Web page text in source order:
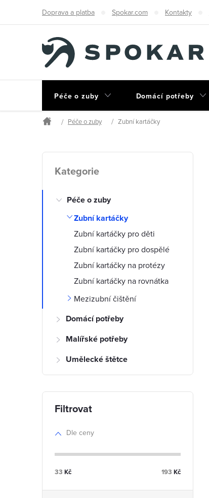
Doprava a platba Spokar.com Kontakty
Péče o zuby Domácí potřeby
Domů
Péče o zuby Zubní kartáčky
P
o
n
p
a
kategorie
Kategorie
Péče o zuby
Zubní kartáčky
Zubní kartáčky pro děti
Zubní kartáčky pro dospělé
Zubní kartáčky na protézy
Zubní kartáčky na rovnátka
Mezizubní čištění
Domácí potřeby
Malířské potřeby
Umělecké štětce
Dle ceny
33 Kč 193 Kč